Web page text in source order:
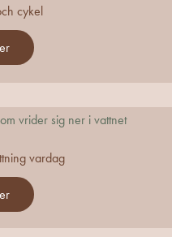
cykel
vardag